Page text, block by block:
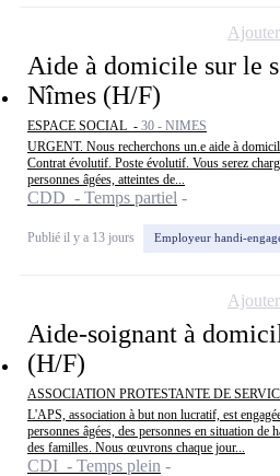
Aide à domicile sur le
Nîmes (H/F)
ESPACE SOCIAL - 30 - NIMES
URGENT. Nous recherchons un.e aide à
Contrat évolutif. Poste évolutif. Vous serez
personnes âgées, atteintes de...
CDD - Temps partiel
Publié il y a 13 jours Employeur handi-
Aide-soignant à
(H/F)
ASSOCIATION PROTESTANTE DE
L'APS, association à but non lucratif, est
personnes âgées, des personnes en situation de
des familles. Nous œuvrons chaque jour...
CDI - Temps plein